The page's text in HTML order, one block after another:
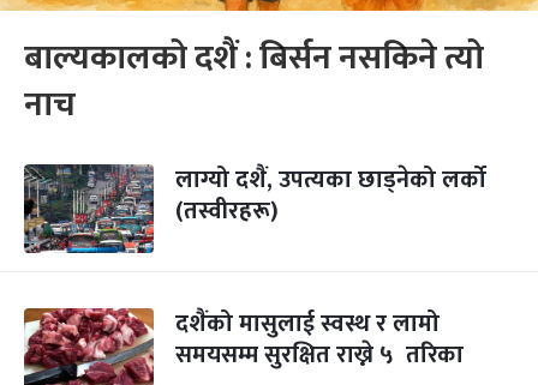
बाल्यकालको दशैं : बिर्सन नसकिने त्यो
नाच
लाग्यो दशैं, उपत्यका छाड्नेको लर्को
(तस्वीरहरू)
दशैंको मासुलाई स्वस्थ र लामो
समयसम्म सुरक्षित राख्ने ५ तरिका